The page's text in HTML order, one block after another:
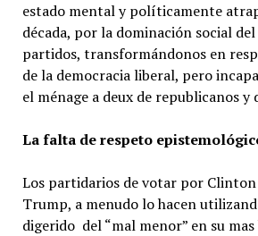
estado mental y políticamente
década, por la dominación social
partidos, transformándonos en
de la democracia liberal, pero
el ménage a deux de republicanos y
La falta de respeto
Los partidarios de votar por
Trump, a menudo lo hacen
digerido del “mal menor” en su